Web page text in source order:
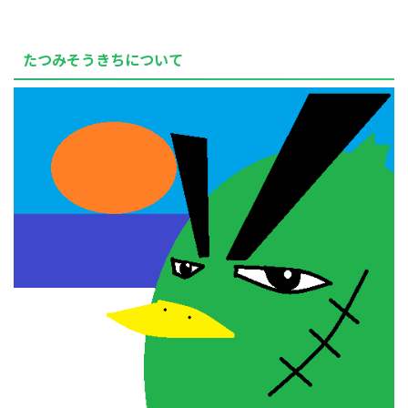
たつみそうきちについて